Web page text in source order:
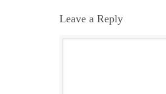
Leave a Reply